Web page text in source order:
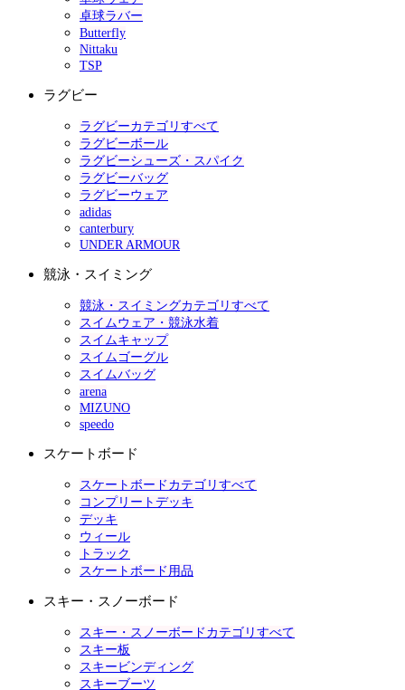
卓球ラバー
Butterfly
Nittaku
TSP
ラグビー
ラグビーカテゴリすべて
ラグビーボール
ラグビーシューズ・スパイク
ラグビーバッグ
ラグビーウェア
adidas
canterbury
UNDER ARMOUR
競泳・スイミング
競泳・スイミングカテゴリすべて
スイムウェア・競泳水着
スイムキャップ
スイムゴーグル
スイムバッグ
arena
MIZUNO
speedo
スケートボード
スケートボードカテゴリすべて
コンプリートデッキ
デッキ
ウィール
トラック
スケートボード用品
スキー・スノーボード
スキー・スノーボードカテゴリすべて
スキー板
スキービンディング
スキーブーツ